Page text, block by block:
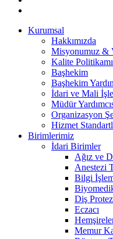
Kurumsal
Hakkımızda
Misyonumuz &
Kalite
Başhekim
Başhekim
İdari ve Mali
Müdür
Organizasyon
Hizmet
Birimlerimiz
İdari Birimler
Ağız ve
Anestezi
Bilgi
Diş
Eczacı
Memur